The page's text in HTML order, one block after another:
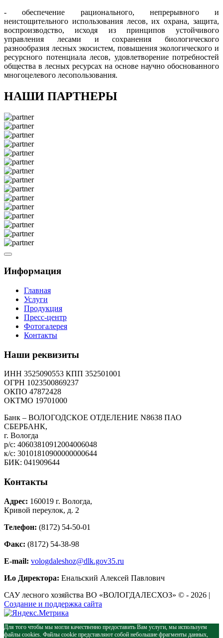
- обеспечение рационального, непрерывного и
неистощительного использования лесов, их охрана, защита,
воспроизводство, исходя из принципов устойчивого
управления лесами и сохранения биологического
разнообразия лесных экосистем, повышения экологического и
ресурсного потенциала лесов, удовлетворение потребностей
общества в лесных ресурсах на основе научно обоснованного
многоцелевого лесопользования.
НАШИ ПАРТНЕРЫ
Информация
Главная
Услуги
Продукция
Пресс-центр
Фотогалерея
Контакты
Наши реквизиты
ИНН 3525090553 КПП 352501001
ОГРН 1023500869237
ОКПО 47872428
ОКТМО 19701000
Банк – ВОЛОГОДСКОЕ ОТДЕЛЕНИЕ N8638 ПАО
СБЕРБАНК,
г. Вологда
р/с: 40603810912004006048
к/с: 30101810900000000644
БИК: 041909644
Контакты
Адрес: 160019 г. Вологда,
Кривой переулок, д. 2
Телефон: (8172) 54-50-01
Факс: (8172) 54-38-98
E-mail: vologdaleshoz@dlk.gov35.ru
И.о Директора: Енальский Алексей Павлович
САУ лесного хозяйства ВО «ВОЛОГДАЛЕСХОЗ» © - 2026 |
Создание и поддержка сайта
Для того чтобы мы могли качественно предоставить Вам услуги, мы используем
файлы cookies. Файлы cookie представляют собой небольшие фрагменты данных,